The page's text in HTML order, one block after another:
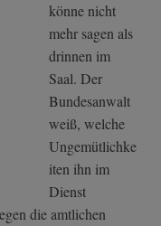
könne nicht
mehr sagen als
drinnen im
Saal. Der
Bundesanwalt
weiß, welche
Ungemütlichke
iten ihn im
Dienst
die amtlichen